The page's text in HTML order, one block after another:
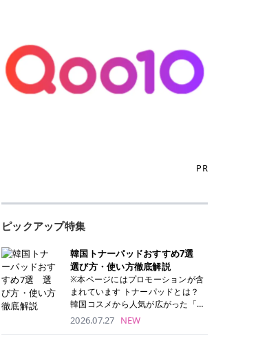
PR
ピックアップ特集
韓国トナーパッドおすすめ7選
選び方・使い方徹底解説
※本ページにはプロモーションが含
まれています トナーパッドとは？
韓国コスメから人気が広がった「ト
ナーパッド」は、化粧水や美容液を
2026.07.27 NEW